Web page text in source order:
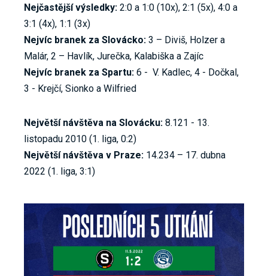
Nejčastější výsledky: 2:0 a 1:0 (10x), 2:1 (5x), 4:0 a
3:1 (4x), 1:1 (3x)
Nejvíc branek za Slovácko: 3 – Diviš, Holzer a
Malár, 2 – Havlík, Jurečka, Kalabiška a Zajíc
Nejvíc branek za Spartu: 6 - V. Kadlec, 4 - Dočkal,
3 - Krejčí, Sionko a Wilfried
Největší návštěva na Slovácku: 8.121 - 13.
listopadu 2010 (1. liga, 0:2)
Největší návštěva v Praze: 14.234 – 17. dubna
2022 (1. liga, 3:1)